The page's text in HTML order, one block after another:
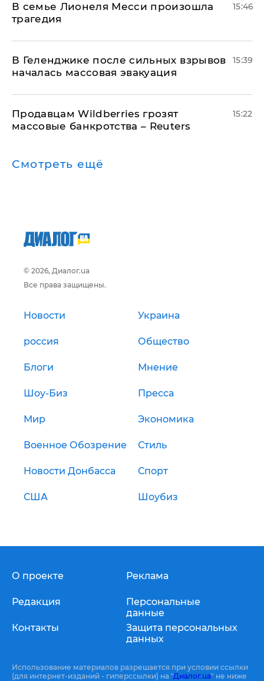
В семье Лионеля Месси произошла
трагедия
15:46
В Геленджике после сильных взрывов
началась массовая эвакуация
15:39
Продавцам Wildberries грозят
массовые банкротства – Reuters
15:22
Смотреть ещё
© 2026, Диалог.ua
Все права защищены.
Новости Украина
россия Общество
Блоги Мнение
Шоу-Биз Пресса
Мир Экономика
Военное Обозрение Стиль
Новости Донбасса Спорт
США Шоубиз
О проекте
Редакция
Контакты
Реклама
Персональные
данные
Защита персональных
данных
Использование материалов разрешается при условии ссылки
(для интернет-изданий - гиперссылки) на "Диалог.ua" не ниже